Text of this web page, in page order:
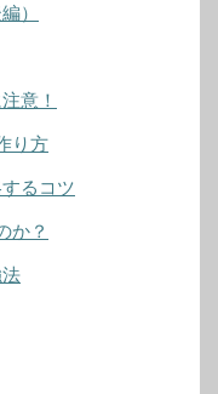
）
意！
り方
るコツ
か？